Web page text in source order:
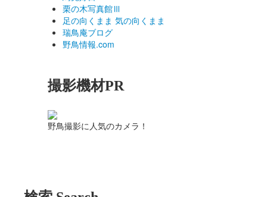
栗の木写真館Ⅲ
足の向くまま 気の向くまま
瑞鳥庵ブログ
野鳥情報.com
撮影機材PR
野鳥撮影に人気のカメラ！